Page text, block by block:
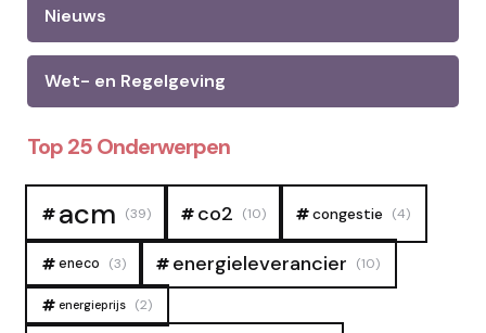
Nieuws
Wet- en Regelgeving
Top 25 Onderwerpen
acm (39) co2 (10) congestie (4)
eneco (3) energieleverancier (10)
energieprijs (2)